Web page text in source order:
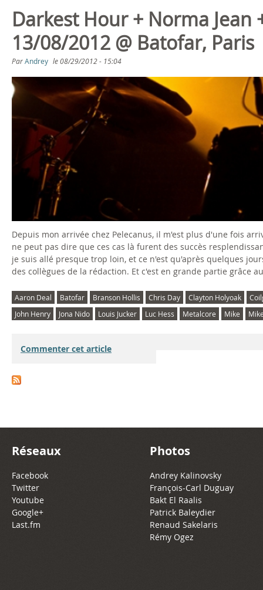
Darkest Hour + Norma Jean
13/08/2012 @ Batofar, Paris
ParAndrey le08/29/2012 - 15:04
Depuis mon arrivée chez Pelecanus, il m'est plus d'une fois
ne peut pas dire que ces cas là furent des succès
je suis allé presque trop loin, et ce n'est qu'après quelques
des collègues de la rédaction. Et c'est en grande partie grâce
Aaron Deal Batofar Branson Hollis Chris Day Clayton Holyoak
John Henry
Jona Nido Louis Jucker Luc Hess Metalcore Mike
Commenter cet article
Réseaux
Facebook
Twitter
Youtube
Google+
Last.fm
Photos
Andrey Kalinovsky
François-Carl Duguay
Bakt El Raalis
Patrick Baleydier
Renaud Sakelaris
Rémy Ogez